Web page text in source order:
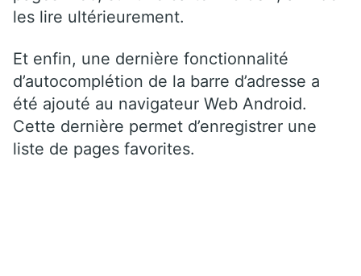
les lire ultérieurement.
Et enfin, une dernière fonctionnalité
d’autocomplétion de la barre d’adresse a
été ajouté au navigateur Web Android.
Cette dernière permet d’enregistrer une
liste de pages favorites.